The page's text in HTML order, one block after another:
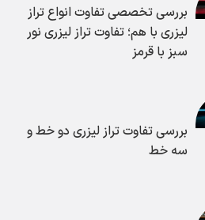
بررسی تخصصی تفاوت انواع تراز
لیزری با هم؛ تفاوت تراز لیزری نور
سبز با قرمز
بررسی تفاوت تراز لیزری دو خط و
سه خط